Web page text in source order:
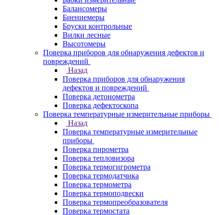
Балансомеры
Биениемеры
Бруски контрольные
Вилки лесные
Высотомеры
Поверка приборов для обнаружения дефектов и
повреждений
Назад
Поверка приборов для обнаружения
дефектов и повреждений
Поверка детонометра
Поверка дефектоскопа
Поверка температурные измерительные приборы
Назад
Поверка температурные измерительные
приборы
Поверка пирометра
Поверка тепловизора
Поверка термогигрометра
Поверка термодатчика
Поверка термометра
Поверка термоподвески
Поверка термопреобразователя
Поверка термостата